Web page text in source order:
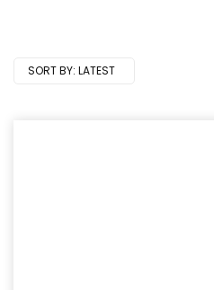
SORT BY: LATEST